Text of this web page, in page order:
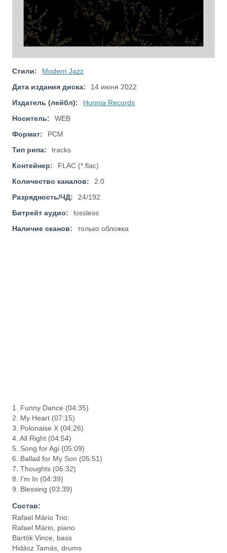
Стили:
Modern Jazz
Дата издания диска:
14 июня 2022
Издатель (лейбл):
Hunnia Records
Носитель:
WEB
Формат:
PCM
Тип рипа:
tracks
Контейнер:
FLAC (*.flac)
Количество каналов:
2.0
Разрядность/ЧД:
24/192
Битрейт аудио:
lossless
Наличие сканов:
только обложка
1. Funny Dance (04:35)
2. My Heart (07:15)
3. Polonaise X (04:26)
4. All Right (04:54)
5. Song for Agi (05:09)
6. Ballad for My Son (05:51)
7. Thoughts (06:32)
8. I'm In (04:39)
9. Blessing (03:39)
Состав:
Rafael Mário Trio:
Rafael Mário, piano
Bartók Vince, bass
Hidász Tamás, drums